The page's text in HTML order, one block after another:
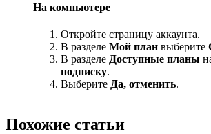
На компьютере
Откройте страницу аккаунта.
В разделе Мой план выберите
В разделе Доступные планы
подписку.
Выберите Да, отменить.
Похожие статьи